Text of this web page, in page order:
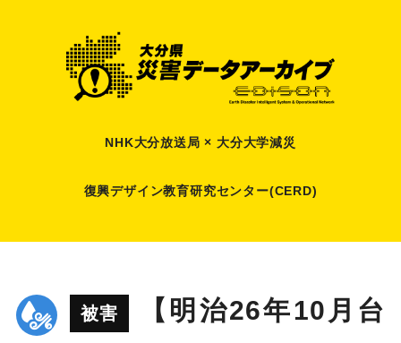
NHK大分放送局 × 大分大学減災
復興デザイン教育研究センター(CERD)
被害
【明治26年10月台